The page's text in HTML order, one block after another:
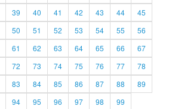
39 40 41 42 43 44
45
50 51 52 53 54 55
56
61 62 63 64 65 66
67
72 73 74 75 76 77
78
83 84 85 86 87 88
89
94 95 96 97 98
99